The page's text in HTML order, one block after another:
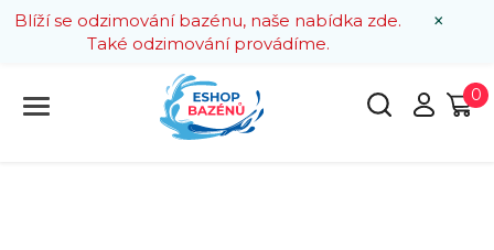
×
Blíží se odzimování bazénu, naše nabídka zde.
Také odzimování provádíme.
0